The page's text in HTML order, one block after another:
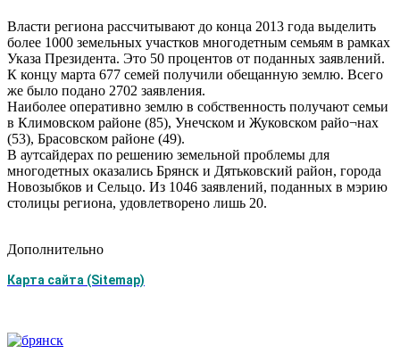
Власти региона рассчитывают до конца 2013 года выделить
более 1000 земельных участков многодетным семьям в рамках
Указа Президента. Это 50 процентов от поданных заявлений.
К концу марта 677 семей получили обещанную землю. Всего
же было подано 2702 заявления.
Наиболее оперативно землю в собственность получают семьи
в Климовском районе (85), Унечском и Жуковском райо¬нах
(53), Брасовском районе (49).
В аутсайдерах по решению земельной проблемы для
многодетных оказались Брянск и Дятьковский район, города
Новозыбков и Сельцо. Из 1046 заявлений, поданных в мэрию
столицы региона, удовлетворено лишь 20.
Дополнительно
Карта сайта (Sitemap)